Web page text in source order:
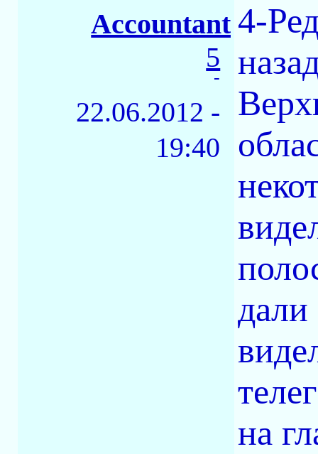
Accountant
5
-
22.06.2012 -
19:40
4-
на